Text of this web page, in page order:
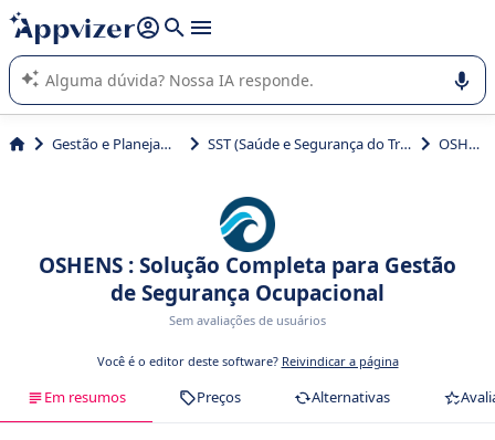
de nossa IA (várias linhas com
A IA do Appvizer o orienta no uso ou na seleção de software
SaaS para sua empresa.
Gestão e Planejamento SST (Saúde e Segurança do Trabalho) OSHENS
OSHENS : Solução Completa para Gestão
de Segurança Ocupacional
Sem avaliações de usuários
Você é o editor deste software? Reivindicar a página
Em resumos Preços Alternativas